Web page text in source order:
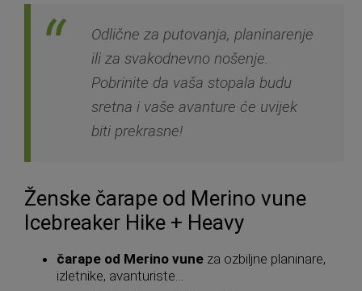
Odlične za putovanja, planinarenje
ili za svakodnevno nošenje.
Pobrinite da vaša stopala budu
sretna i vaše avanture će uvijek
biti prekrasne!
Ženske čarape od Merino vune
Icebreaker Hike + Heavy
čarape od Merino vune za ozbiljne planinare,
izletnike, avanturiste…